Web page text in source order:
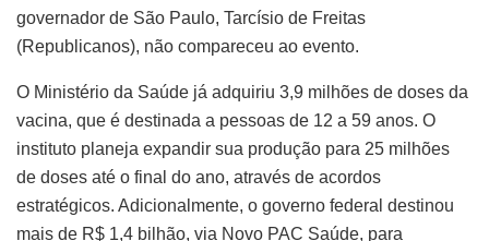
governador de São Paulo, Tarcísio de Freitas
(Republicanos), não compareceu ao evento.
O Ministério da Saúde já adquiriu 3,9 milhões de doses da
vacina, que é destinada a pessoas de 12 a 59 anos. O
instituto planeja expandir sua produção para 25 milhões
de doses até o final do ano, através de acordos
estratégicos. Adicionalmente, o governo federal destinou
mais de R$ 1,4 bilhão, via Novo PAC Saúde, para